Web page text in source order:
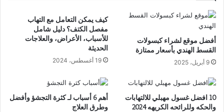
أفضل موقع لشراء كبسولات
القسط الهندي بأسعار ممتازة
9 أبريل، 2025
كيف يمكن التعامل مع التهاب
مفصل الكتف؟ دليل شامل
للأسباب، الأعراض، والعلاجات
الحديثة
19 أغسطس، 2024
10 افضل غسول مهبلي للالتهابات
والحكه وللرائحه الكريهه 2024
أهم 6 أسباب لـ كثرة التجشؤ وأفضل
وطرق العلاج